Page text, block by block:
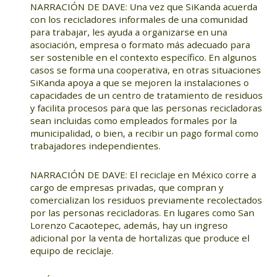
NARRACIÓN DE DAVE: Una vez que SiKanda acuerda
con los recicladores informales de una comunidad
para trabajar, les ayuda a organizarse en una
asociación, empresa o formato más adecuado para
ser sostenible en el contexto específico. En algunos
casos se forma una cooperativa, en otras situaciones
SiKanda apoya a que se mejoren la instalaciones o
capacidades de un centro de tratamiento de residuos
y facilita procesos para que las personas recicladoras
sean incluidas como empleados formales por la
municipalidad, o bien, a recibir un pago formal como
trabajadores independientes.
NARRACIÓN DE DAVE: El reciclaje en México corre a
cargo de empresas privadas, que compran y
comercializan los residuos previamente recolectados
por las personas recicladoras. En lugares como San
Lorenzo Cacaotepec, además, hay un ingreso
adicional por la venta de hortalizas que produce el
equipo de reciclaje.